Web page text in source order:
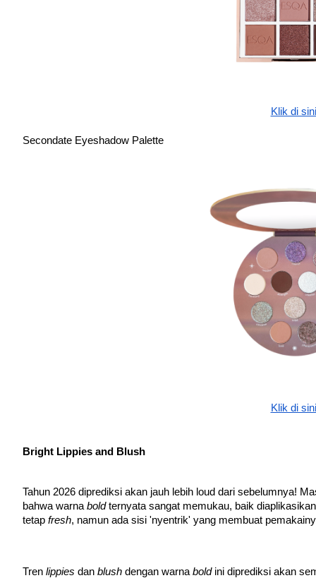
Klik di sini
Secondate Eyeshadow Palette
Klik di sini
Bright Lippies and Blush
Tahun 2026 diprediksi akan jauh lebih loud dari sebelumnya!
bahwa warna bold ternyata sangat memukau, baik
tetap fresh, namun ada sisi 'nyentrik' yang membuat
Tren lippies dan blush dengan warna bold ini diprediksi akan